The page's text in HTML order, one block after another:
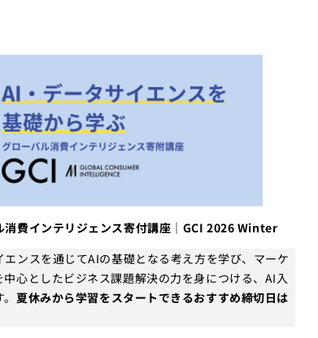
消費インテリジェンス寄付講座｜GCI 2026 Winter
エンスを通じてAIの基礎となる考え方を学び、マーケ
中心としたビジネス課題解決の力を身につける、AI入
。夏休みから学習をスタートできるおすすめ締切日は